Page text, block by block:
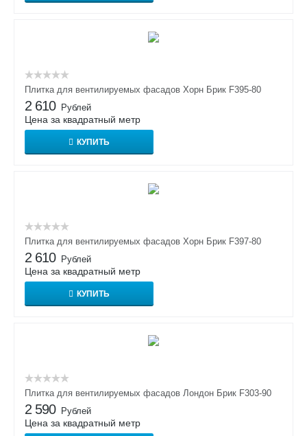
Плитка для вентилируемых фасадов Хорн Брик F395-80
2 610 Рублей
Цена за квадратный метр
КУПИТЬ
Плитка для вентилируемых фасадов Хорн Брик F397-80
2 610 Рублей
Цена за квадратный метр
КУПИТЬ
Плитка для вентилируемых фасадов Лондон Брик F303-90
2 590 Рублей
Цена за квадратный метр